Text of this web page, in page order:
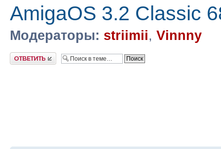
AmigaOS 3.2 Classic
Модераторы: striimii, Vinnny
Ответить